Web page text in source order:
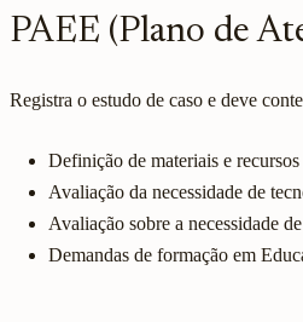
PAEE (Plano de
Registra o estudo de caso e deve
Definição de materiais e
Avaliação da necessidade de
Avaliação sobre a necessidade
Demandas de formação em